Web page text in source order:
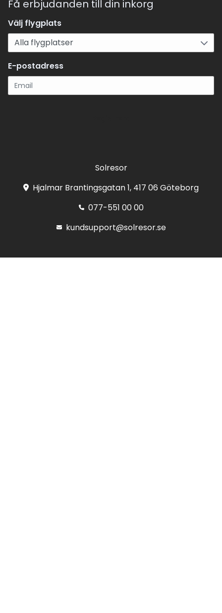
Få erbjudanden till din inkorg
Välj flygplats
E-postadress
Solresor
Hjalmar Brantingsgatan 1, 417 06 Göteborg
077-551 00 00
kundsupport@solresor.se